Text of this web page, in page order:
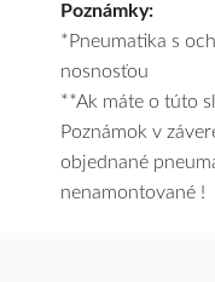
Poznámky:
*Pneumatika s
nosnosťou
**Ak máte o túto
Poznámok v
objednané
nenamontované !